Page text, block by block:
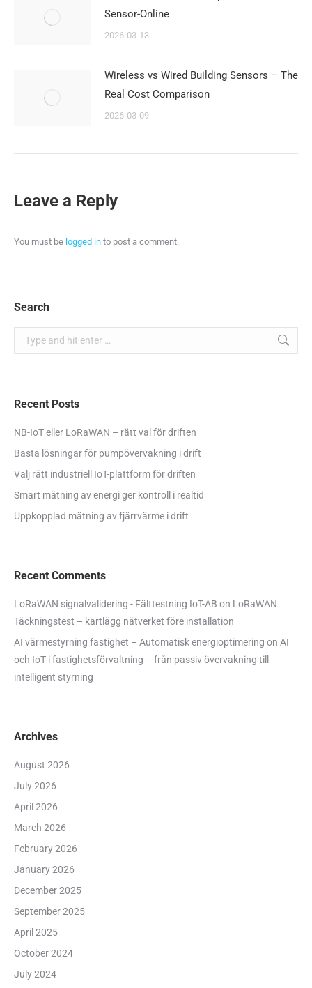
Sensor-Online
2026-03-13
Wireless vs Wired Building Sensors – The
Real Cost Comparison
2026-03-09
Leave a Reply
You must be logged in to post a comment.
Search
Search:
Recent Posts
NB-IoT eller LoRaWAN – rätt val för driften
Bästa lösningar för pumpövervakning i drift
Välj rätt industriell IoT-plattform för driften
Smart mätning av energi ger kontroll i realtid
Uppkopplad mätning av fjärrvärme i drift
Recent Comments
LoRaWAN signalvalidering - Fälttestning IoT-AB on LoRaWAN
Täckningstest – kartlägg nätverket före installation
AI värmestyrning fastighet – Automatisk energioptimering on AI
och IoT i fastighetsförvaltning – från passiv övervakning till
intelligent styrning
Archives
August 2026
July 2026
April 2026
March 2026
February 2026
January 2026
December 2025
September 2025
April 2025
October 2024
July 2024